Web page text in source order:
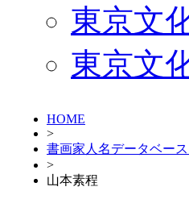
東京文
東京文
HOME
>
書画家人名データベー
>
山本素程